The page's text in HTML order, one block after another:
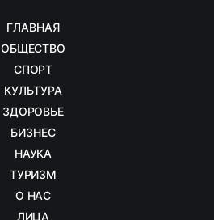
ГЛАВНАЯ
ОБЩЕСТВО
СПОРТ
КУЛЬТУРА
ЗДОРОВЬЕ
БИЗНЕС
НАУКА
ТУРИЗМ
О НАС
ЛИЦА